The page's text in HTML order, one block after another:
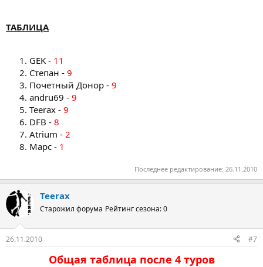
ТАБЛИЦА
GEK - 11
Cтепан - 9
Почетный Донор - 9
andru69 - 9
Teerax - 9
DFB - 8
Atrium - 2
Марс - 1
Последнее редактирование: 26.11.2010
Teerax
Старожил форума Рейтинг сезона: 0
26.11.2010 #7
Общая таблица после 4 туров​